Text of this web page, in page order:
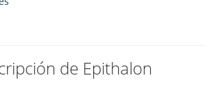
de Epithalon